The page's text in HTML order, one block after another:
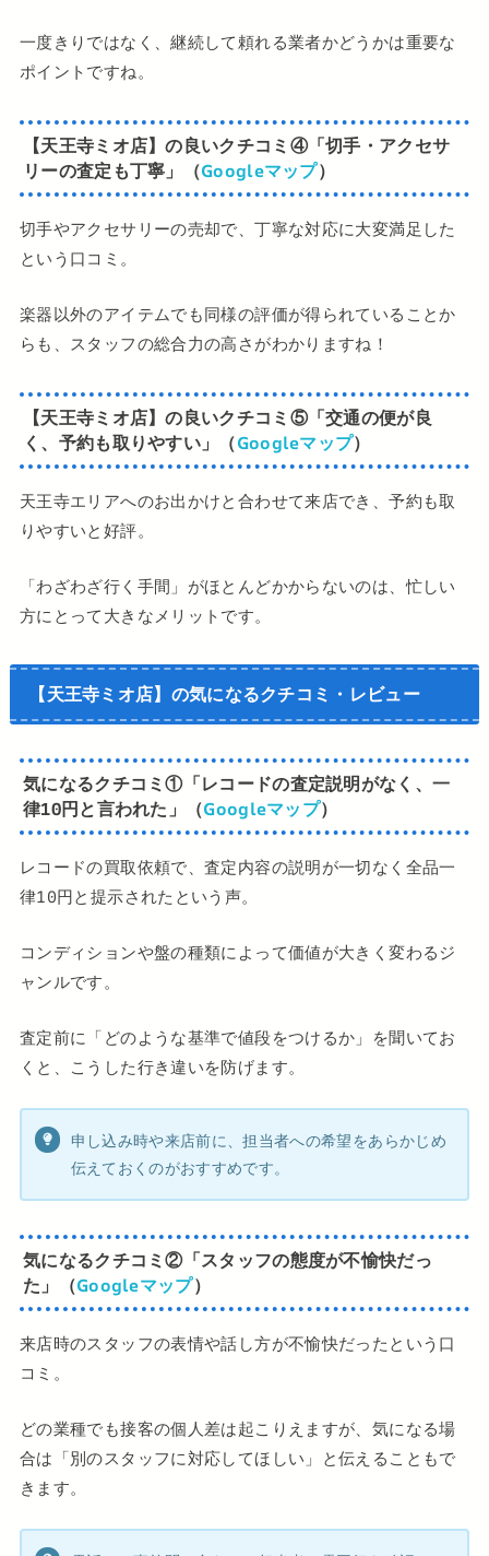
一度きりではなく、継続して頼れる業者かどうかは重要な
ポイントですね。
【天王寺ミオ店】の良いクチコミ ④「切手・アクセサ
リーの査定も丁寧」（Googleマップ）
切手やアクセサリーの売却で、丁寧な対応に大変満足した
という口コミ。
楽器以外のアイテムでも同様の評価が得られていることか
らも、スタッフの総合力の高さがわかりますね！
【天王寺ミオ店】の良いクチコミ ⑤「交通の便が良
く、予約も取りやすい」（Googleマップ）
天王寺エリアへのお出かけと合わせて来店でき、予約も取
りやすいと好評。
「わざわざ行く手間」がほとんどかからないのは、忙しい
方にとって大きなメリットです。
【天王寺ミオ店】の気になるクチコミ・レビュー
気になるクチコミ①「レコードの査定説明がなく、一
律10円と言われた」（Googleマップ）
レコードの買取依頼で、査定内容の説明が一切なく全品一
律10円と提示されたという声。
コンディションや盤の種類によって価値が大きく変わるジ
ャンルです。
査定前に「どのような基準で値段をつけるか」を聞いてお
くと、こうした行き違いを防げます。
申し込み時や来店前に、担当者への希望をあらかじめ
伝えておくのがおすすめです。
気になるクチコミ②「スタッフの態度が不愉快だっ
た」（Googleマップ）
来店時のスタッフの表情や話し方が不愉快だったという口
コミ。
どの業種でも接客の個人差は起こりえますが、気になる場
合は「別のスタッフに対応してほしい」と伝えることもで
きます。